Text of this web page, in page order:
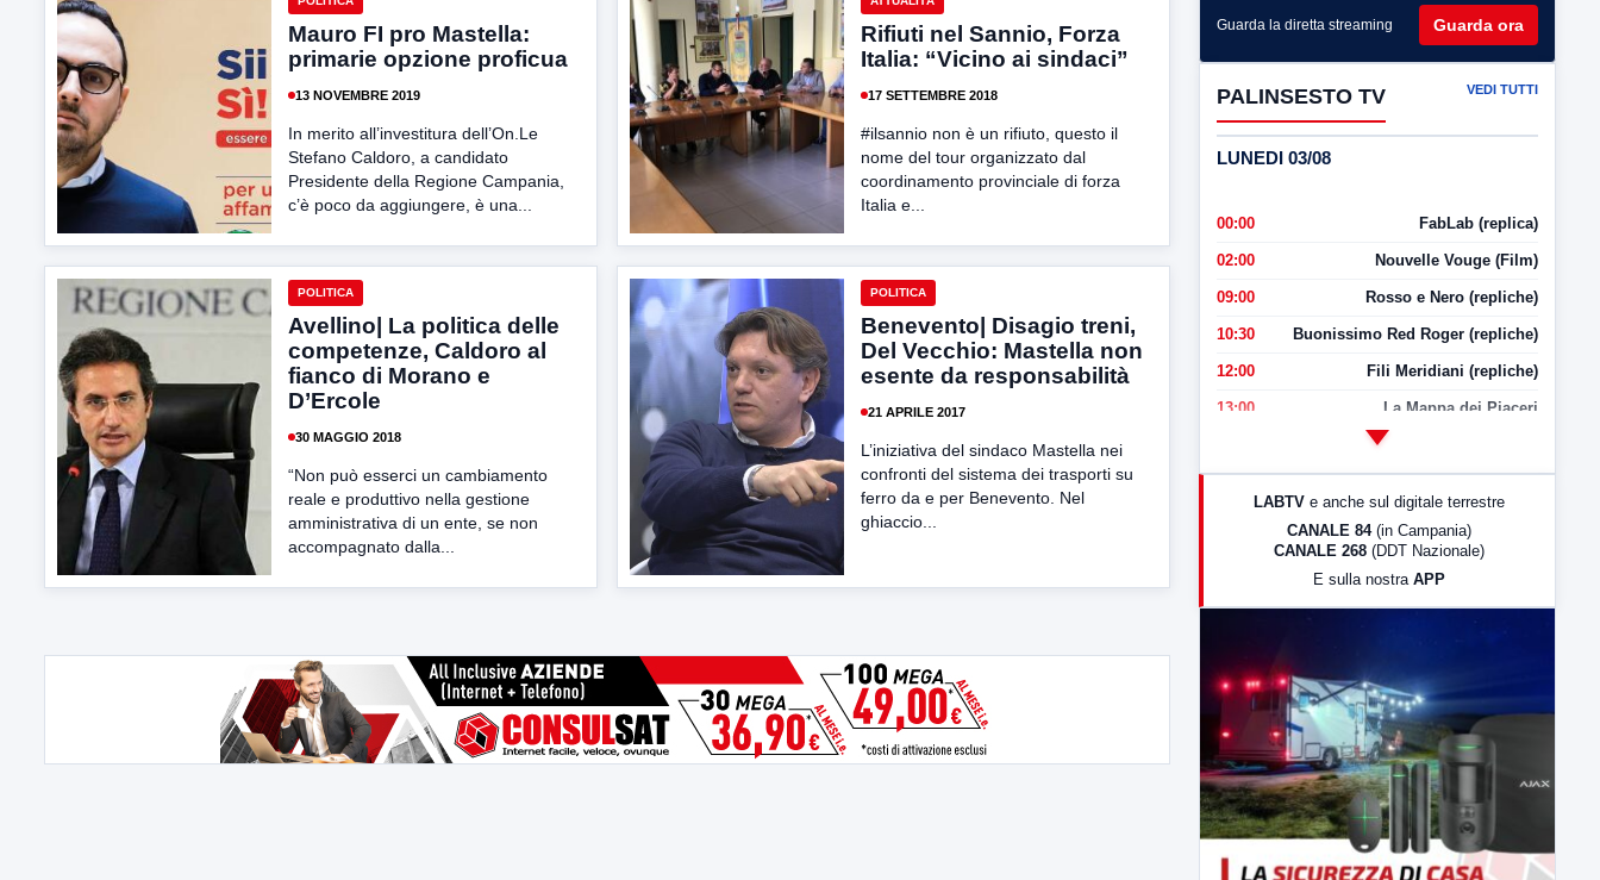
Mauro FI pro Mastella:
primarie opzione proficua
13 NOVEMBRE 2019
In merito all’investitura dell’On.Le
Stefano Caldoro, a candidato
Presidente della Regione Campania,
c’è poco da aggiungere, è una...
Rifiuti nel Sannio, Forza
Italia: “Vicino ai sindaci”
17 SETTEMBRE 2018
#ilsannio non è un rifiuto, questo il
nome del tour organizzato dal
coordinamento provinciale di forza
Italia e...
POLITICA
Avellino| La politica delle
competenze, Caldoro al
fianco di Morano e
D’Ercole
30 MAGGIO 2018
“Non può esserci un cambiamento
reale e produttivo nella gestione
amministrativa di un ente, se non
accompagnato dalla...
POLITICA
Benevento| Disagio treni,
Del Vecchio: Mastella non
esente da responsabilità
21 APRILE 2017
L’iniziativa del sindaco Mastella nei
confronti del sistema dei trasporti su
ferro da e per Benevento. Nel
ghiaccio...
Guarda la diretta streaming Guarda ora
PALINSESTO TV VEDI TUTTI
LUNEDI 03/08
00:00 FabLab (replica)
02:00 Nouvelle Vouge (Film)
09:00 Rosso e Nero (repliche)
10:30 Buonissimo Red Roger (repliche)
12:00 Fili Meridiani (repliche)
13:00 La Mappa dei Piaceri
LabNews (Diretta)
LABTV e anche sul digitale terrestre
CANALE 84 (in Campania)
CANALE 268 (DDT Nazionale)
E sulla nostra APP